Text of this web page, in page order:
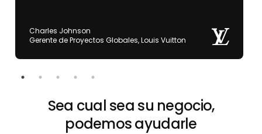
Charles Johnson
Gerente de Proyectos Globales, Louis Vuitton
Sea cual sea su negocio,
podemos ayudarle